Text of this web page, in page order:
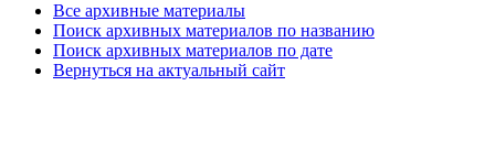
Все архивные материалы
Поиск архивных материалов по названию
Поиск архивных материалов по дате
Вернуться на актуальный сайт